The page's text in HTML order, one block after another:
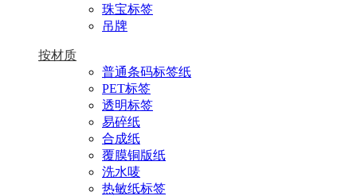
珠宝标签
吊牌
按材质
普通条码标签纸
PET标签
透明标签
易碎纸
合成纸
覆膜铜版纸
洗水唛
热敏纸标签